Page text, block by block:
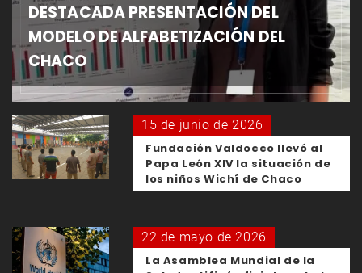
DESTACADA PRESENTACIÓN DEL
MODELO DE ALFABETIZACIÓN DEL
CHACO
15 de junio de 2026
Fundación Valdocco llevó al
Papa León XIV la situación de
los niños Wichí de Chaco
22 de mayo de 2026
La Asamblea Mundial de la